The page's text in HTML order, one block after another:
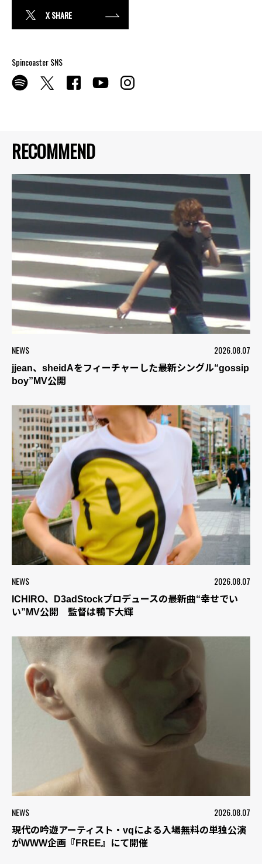
RECOMMEND
NEWS 2026.08.07
jjean、sheidAをフィーチャーした最新シングル“gossip
boy”MV公開
NEWS 2026.08.07
ICHIRO、D3adStockプロデュースの最新曲“幸せでい
い”MV公開 監督は鴨下大輝
NEWS 2026.08.07
現代の吟遊アーティスト・vqによる入場無料の単独公演
がWWW企画『FREE』にて開催
X SHARE
Spincoaster SNS